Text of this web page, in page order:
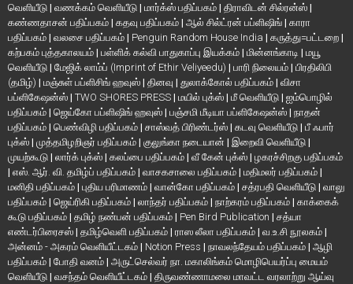
வெளியீடு | வணக்கம் வெளியீடு | மார்க்ஸ் பதிப்பகம் | திராவிடன் சில்ரன்ஸ் |
கண்ணதாசன் பதிப்பகம் | கதவு பதிப்பகம் | ஆல் சில்ட்ரன் பப்ளிஷிங் | காரா
பதிப்பகம் | வலசை பதிப்பகம் | Penguin Random House India | கருத்து=பட்டறை |
கற்பகம் புத்தகாலயம் | பள்ளிக் கல்வி பாதுகாப்பு இயக்கம் | மின்னங்காடி | மயூ
வெளியீடு | மேஜிக் லாம்ப் (Imprint of Ethir Veliyeedu) | பாரி நிலையம் | பிரதிலிபி
(தமிழ்) | மஞ்சுள் பப்ளிசிங் ஹவுஸ் | தினவு | துலாக்கோல் பதிப்பகம் | விசா
பப்ளிகேஷன்ஸ் | TWO SHORES PRESS | மயில் புக்ஸ் | மீ வெளியீடு | ஐம்பொழில்
பதிப்பகம் | ஜெய்கோ பப்ளிஷிங் ஹவுஸ் | பஞ்சமி மீடியா பப்ளிகேஷன்ஸ் | நாதன்
பதிப்பகம் | பெண்விழி பதிப்பகம் | சாஸ்வத் பிரிண்டர்ஸ் | கடவு வெளியீடு | பீ ஃபார்
புக்ஸ் | முத்தமிழறிஞர் பதிப்பகம் | குலுங்கா நடையான் | இறைவி வெளியீடு |
முயற்கூடு | லார்க் புக்ஸ் | கலப்பை பதிப்பகம் | வீ கேன் புக்ஸ் | ழகரச்சிறகு பதிப்பகம்
| எஸ். ஆர். வி. தமிழ்ப் பதிப்பகம் | வாசகசாலை பதிப்பகம் | மதிமலர் பதிப்பகம் |
மனிதி பதிப்பகம் | புதிய பரிமாணம் | வான்கோ பதிப்பகம் | சத்ரபதி வெளியீடு | வாலு
பதிப்பகம் | ஜெய்ரிகி பதிப்பகம் | லாந்தர் பதிப்பகம் | நாற்கரம் பதிப்பகம் | காக்கைக்
கூடு பதிப்பகம் | தமிழ் நண்பன் பதிப்பகம் | Pen Bird Publication | சத்யா
எண்டர்பிரைசஸ் | தமிழ்வெளி பதிப்பகம் | ராஸ லீலா பதிப்பகம் | வ.உ.சி நூலகம் |
அன்னம் - அகரம் வெளியீட்டகம் | Notion Press | நாவலந்தேயம் பதிப்பகம் | ஆழி
பதிப்பகம் | போதி வனம் | அருட்செல்வர் நா. மகாலிங்கம் மொழிபெயர்ப்பு மையம்
வெளியீடு | வசந்தம் வெளியீட்டகம் | திருவண்ணாமலை மாவட்ட வரலாற்று ஆய்வு